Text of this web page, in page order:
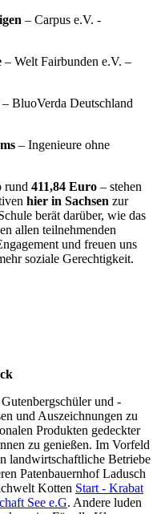
– Carpus e.V. -
– Welt Fairbunden e.V. –
– BluoVerda Deutschland
– Ingenieure ohne
rund 411,84 Euro – stehen
hier in Sachsen zur
berät darüber, wie das
allen teilnehmenden
und freuen uns
soziale Gerechtigkeit.
und -
und Auszeichnungen zu
Produkten gedeckter
zu genießen. Im Vorfeld
landwirtschaftliche Betriebe
Patenbauernhof Ladusch
Kotten Start - Krabat
See e.G. Andere luden